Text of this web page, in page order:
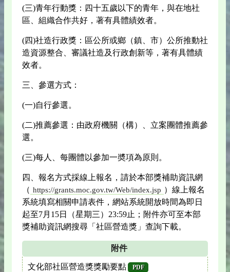
(三)青年行動獎：四十五歲以下的青年，與在地社
區、組織合作共好，著有具體績效者。
(四)社造行政獎：區公所或鄉（鎮、市）公所推動社
造資源整合、審議社造及行政創新等，著有具體績
效者。
三、參選方式：
(一)自行參選。
(二)推薦參選：由政府機關（構）、立案團體推薦參
選。
(三)每人、每團體以參加一奬項為原則。
四、報名方式採線上報名，請於本部獎補助資訊網
（ https://grants.moc.gov.tw/Web/index.jsp ）線上報名
系統填寫相關申請表件，網站系統開放時間為即日
起至7月15日（星期三）23:59止；附件亦可至本部
獎補助資訊網搜尋「社區營造獎」查詢下載。
附件
文化部社區營造獎獎勵要點 PDF